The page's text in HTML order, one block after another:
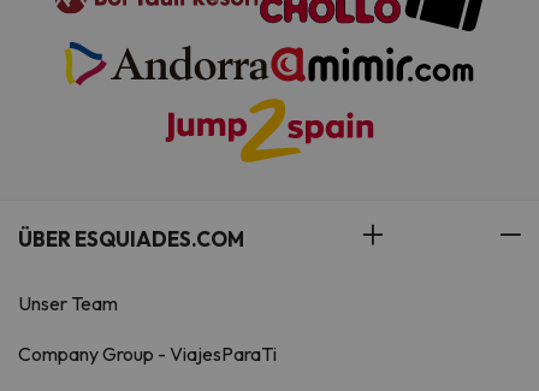
ÜBER ESQUIADES.COM
Unser Team
Company Group - ViajesParaTi